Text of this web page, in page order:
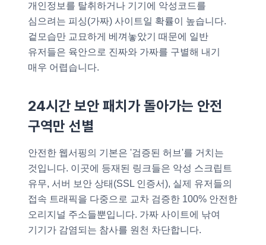
개인정보를 탈취하거나 기기에 악성코드를
심으려는 피싱(가짜) 사이트일 확률이 높습니다.
겉모습만 교묘하게 베껴놓았기 때문에 일반
유저들은 육안으로 진짜와 가짜를 구별해 내기
매우 어렵습니다.
24시간 보안 패치가 돌아가는 안전
구역만 선별
안전한 웹서핑의 기본은 '검증된 허브'를 거치는
것입니다. 이곳에 등재된 링크들은 악성 스크립트
유무, 서버 보안 상태(SSL 인증서), 실제 유저들의
접속 트래픽을 다중으로 교차 검증한 100% 안전한
오리지널 주소들뿐입니다. 가짜 사이트에 낚여
기기가 감염되는 참사를 원천 차단합니다.